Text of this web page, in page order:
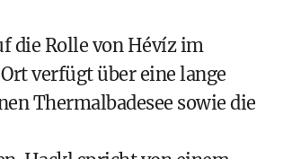
die Rolle von Hévíz im
verfügt über eine lange
Thermalbadesee sowie die